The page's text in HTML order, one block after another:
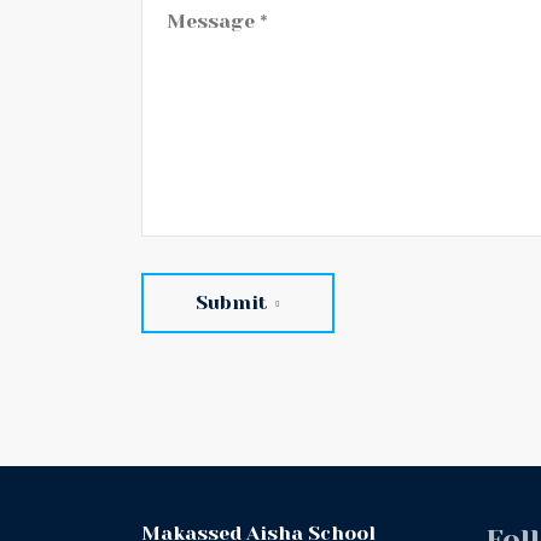
Submit
Makassed Aisha School